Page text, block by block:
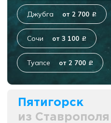
Джубга от 2 700 c
Сочи от 3 100 c
Туапсе от 2 700 c
Пятигорск
из Ставрополя